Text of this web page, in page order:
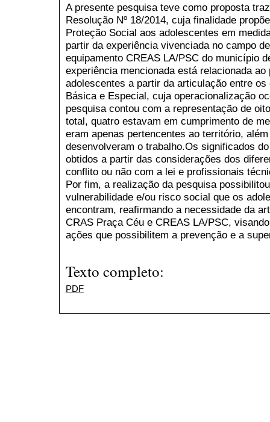
A presente pesquisa teve como proposta
Resolução Nº 18/2014, cuja finalidade
Proteção Social aos adolescentes em
partir da experiência vivenciada no campo
equipamento CREAS LA/PSC do município
experiência mencionada está relacionada
adolescentes a partir da articulação entre
Básica e Especial, cuja operacionalização
pesquisa contou com a representação de
total, quatro estavam em cumprimento de
eram apenas pertencentes ao território,
desenvolveram o trabalho.Os significados
obtidos a partir das considerações dos
conflito ou não com a lei e profissionais
Por fim, a realização da pesquisa
vulnerabilidade e/ou risco social que os
encontram, reafirmando a necessidade da
CRAS Praça Céu e CREAS LA/PSC,
ações que possibilitem a prevenção e a
Texto completo:
PDF